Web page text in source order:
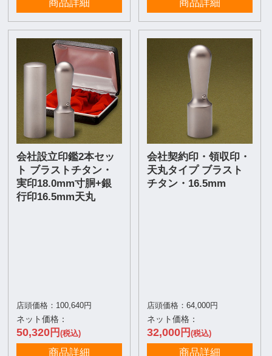
商品詳細 商品詳細
会社設立印鑑2本セッ
ト ブラストチタン・
実印18.0mm寸胴+銀
行印16.5mm天丸
店頭価格：100,640円
ネット価格：
50,320円(税込)
商品詳細
会社契約印・領収印・
天丸タイプ ブラスト
チタン・16.5mm
店頭価格：64,000円
ネット価格：
32,000円 (税込)
商品詳細